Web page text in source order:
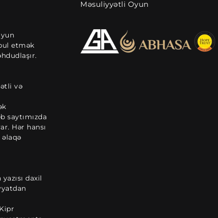
etmək
və
saytımızda
Hər hansı
daxil
Məsuliyyətli Oyun